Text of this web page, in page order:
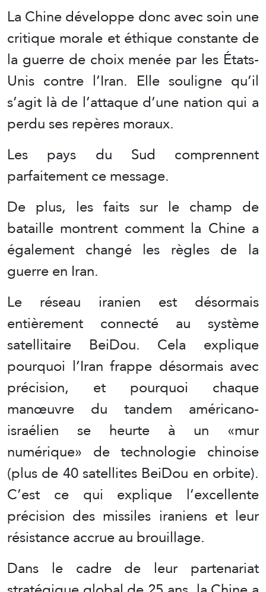
La Chine développe donc avec soin une
critique morale et éthique constante de
la guerre de choix menée par les États-
Unis contre l’Iran. Elle souligne qu’il
s’agit là de l’attaque d’une nation qui a
perdu ses repères moraux.
Les pays du Sud comprennent
parfaitement ce message.
De plus, les faits sur le champ de
bataille montrent comment la Chine a
également changé les règles de la
guerre en Iran.
Le réseau iranien est désormais
entièrement connecté au système
satellitaire BeiDou. Cela explique
pourquoi l’Iran frappe désormais avec
précision, et pourquoi chaque
manœuvre du tandem américano-
israélien se heurte à un «mur
numérique» de technologie chinoise
(plus de 40 satellites BeiDou en orbite).
C’est ce qui explique l’excellente
précision des missiles iraniens et leur
résistance accrue au brouillage.
Dans le cadre de leur partenariat